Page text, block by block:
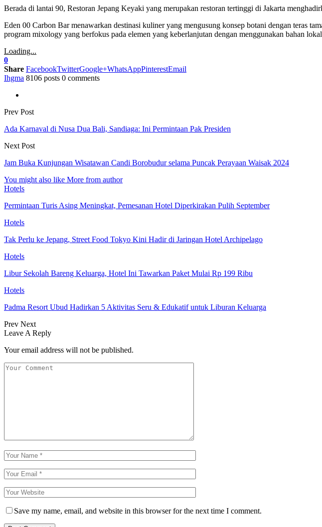
Berada di lantai 90, Restoran Jepang Keyaki yang merupakan restoran tertinggi di Jakarta
Eden 00 Carbon Bar menawarkan destinasi kuliner yang mengusung konsep botani dengan teras
program mixology yang berfokus pada elemen yang keberlanjutan dengan menggunakan bahan
Loading...
0
Share FacebookTwitterGoogle+WhatsAppPinterestEmail
Ihgma 8106 posts 0 comments
Prev Post
Ada Karnaval di Nusa Dua Bali, Sandiaga: Ini Permintaan Pak Presiden
Next Post
Jam Buka Kunjungan Wisatawan Candi Borobudur selama Puncak Perayaan Waisak 2024
You might also like More from author
Hotels
Permintaan Turis Asing Meningkat, Pemesanan Hotel Diperkirakan Pulih September
Hotels
Tak Perlu ke Jepang, Street Food Tokyo Kini Hadir di Jaringan Hotel Archipelago
Hotels
Libur Sekolah Bareng Keluarga, Hotel Ini Tawarkan Paket Mulai Rp 199 Ribu
Hotels
Padma Resort Ubud Hadirkan 5 Aktivitas Seru & Edukatif untuk Liburan Keluarga
Prev Next
Leave A Reply
Your email address will not be published.
Save my name, email, and website in this browser for the next time I comment.